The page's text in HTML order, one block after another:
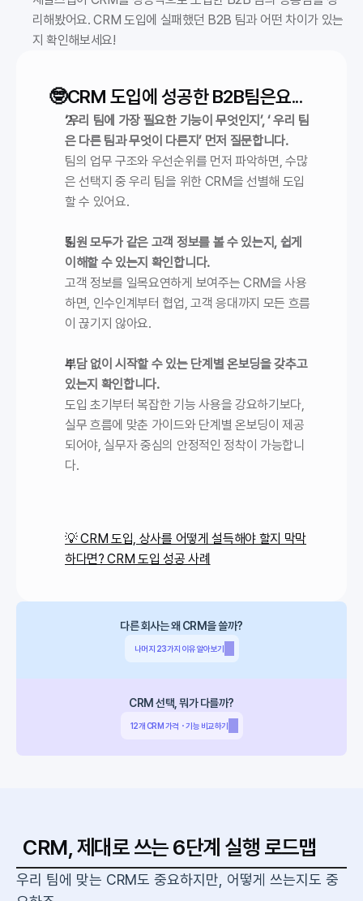
리해봤어요. CRM 도입에 실패했던 B2B 팀과 어떤 차이가 있는
지 확인해보세요!
🤓CRM 도입에 성공한 B2B팀은요...
‘우리 팀에 가장 필요한 기능이 무엇인지’, ‘ 우리 팀
은 다른 팀과 무엇이 다른지’ 먼저 질문합니다.
팀의 업무 구조와 우선순위를 먼저 파악하면, 수많
은 선택지 중 우리 팀을 위한 CRM을 선별해 도입
할 수 있어요.
팀원 모두가 같은 고객 정보를 볼 수 있는지, 쉽게
이해할 수 있는지 확인합니다.
고객 정보를 일목요연하게 보여주는 CRM을 사용
하면, 인수인계부터 협업, 고객 응대까지 모든 흐름
이 끊기지 않아요.
부담 없이 시작할 수 있는 단계별 온보딩을 갖추고
있는지 확인합니다.
도입 초기부터 복잡한 기능 사용을 강요하기보다,
실무 흐름에 맞춘 가이드와 단계별 온보딩이 제공
되어야, 실무자 중심의 안정적인 정착이 가능합니
다.
💡 CRM 도입, 상사를 어떻게 설득해야 할지 막막
하다면? CRM 도입 성공 사례
다른 회사는 왜 CRM을 쓸까?
나머지 23가지 이유 알아보기
CRM 선택, 뭐가 다를까?
12개 CRM 가격・기능 비교하기
CRM, 제대로 쓰는 6단계 실행 로드맵
우리 팀에 맞는 CRM도 중요하지만, 어떻게 쓰는지도 중